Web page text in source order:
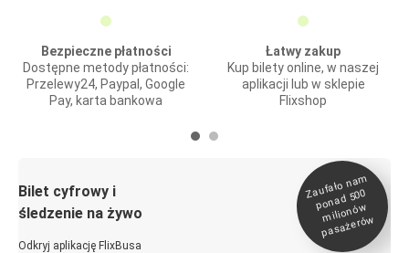
Bezpieczne płatności
Dostępne metody płatności:
Przelewy24, Paypal, Google
Pay, karta bankowa
Łatwy zakup
Kup bilety online, w naszej
aplikacji lub w sklepie
Flixshop
Bilet cyfrowy i
śledzenie na żywo
Odkryj aplikację FlixBusa
Zaufało na
m
ponad 500
milionó
w
pasażeró
w